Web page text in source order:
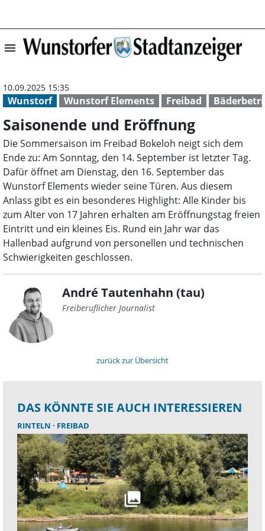
menu Saisonende
Wunstorf Wunstorf Elements Freibad
10.09.2025 15:35
Saisonende und Eröffnung
Die Sommersaison im Freibad Bokeloh neigt sich dem
Ende zu: Am Sonntag, den 14. September ist letzter Tag.
Dafür öffnet am Dienstag, den 16. September das
Wunstorf Elements wieder seine Türen. Aus diesem
Anlass gibt es ein besonderes Highlight: Alle Kinder bis
zum Alter von 17 Jahren erhalten am Eröffnungstag freien
Eintritt und ein kleines Eis. Rund ein Jahr war das
Hallenbad aufgrund von personellen und technischen
Schwierigkeiten geschlossen.
André Tautenhahn (tau)
Freiberuflicher Journalist
zurück zur Übersicht
DAS KÖNNTE SIE AUCH INTERESSIEREN
RINTELN FREIBAD